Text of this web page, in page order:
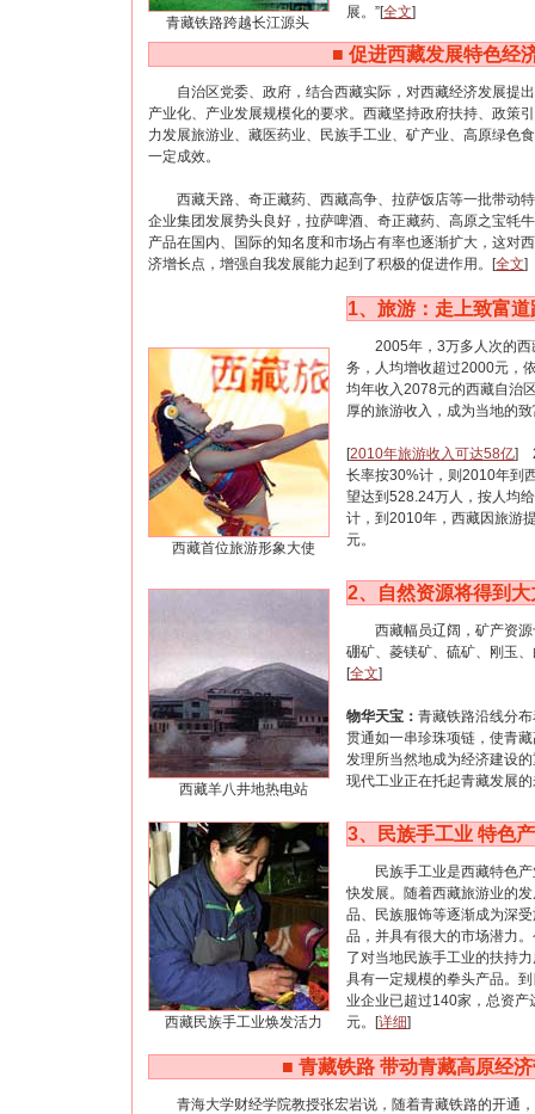
青藏铁路跨越长江源头
展。”[全文]
■ 促进西藏发展特色经
自治区党委、政府，结合西藏实际，对西藏经济发展提
产业化、产业发展规模化的要求。西藏坚持政府扶持、政策
力发展旅游业、藏医药业、民族手工业、矿产业、高原绿色
一定成效。
西藏天路、奇正藏药、西藏高争、拉萨饭店等一批带动
企业集团发展势头良好，拉萨啤酒、奇正藏药、高原之宝牦
产品在国内、国际的知名度和市场占有率也逐渐扩大，这对
济增长点，增强自我发展能力起到了积极的促进作用。[全文]
西藏首位旅游形象大使
1、 旅游：走上致富道
2005年，3万多人次的西
务，人均增收超过2000元，
均年收入2078元的西藏自治
厚的旅游收入，成为当地的
[2010年旅游收入可达58亿]
长率按30%计，则2010年到
望达到528.24万人，按人均
计，到2010年，西藏因旅游
元。
西藏羊八井地热电站
2、 自然资源将得到
西藏幅员辽阔，矿产资源
硼矿、菱镁矿、硫矿、刚玉
[全文]
物华天宝： 青藏铁路沿线分
贯通如一串珍珠项链，使青
发理所当然地成为经济建设
现代工业正在托起青藏发展
西藏民族手工业焕发活力
3、民族手工业 特色
民族手工业是西藏特色产
快发展。随着西藏旅游业的
品、民族服饰等逐渐成为深
品，并具有很大的市场潜力
了对当地民族手工业的扶持
具有一定规模的拳头产品。
业企业已超过140家，总资
元。[详细]
■ 青藏铁路 带动青藏高原经
青海大学财经学院教授张宏岩说，随着青藏铁路的开通